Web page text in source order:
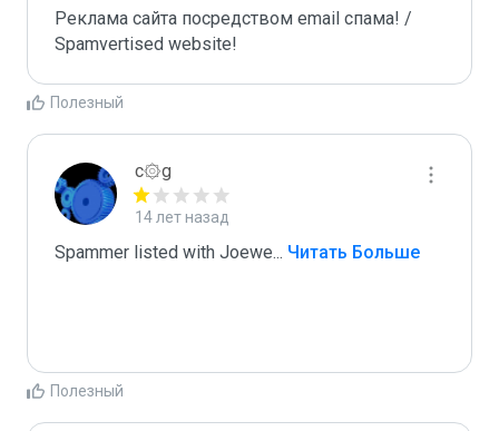
Реклама сайта посредством email спама! /
Spamvertised website!
Полезный
c۞g
14 лет назад
Spammer listed with Joewe... Читать Больше
Полезный